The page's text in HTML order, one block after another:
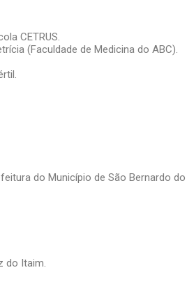
CETRUS.
(Faculdade de Medicina do ABC).
do Município de São Bernardo
do Itaim.